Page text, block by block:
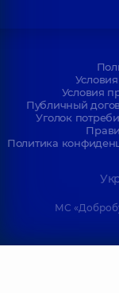
Условия
Публичный
Уголок
Политика
МС